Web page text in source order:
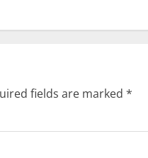
fields are marked *